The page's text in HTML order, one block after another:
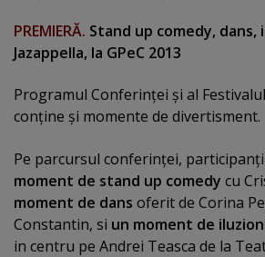
PREMIERĂ. Stand up comedy, dans,
Jazappella, la GPeC 2013
Programul Conferinţei şi al
conţine şi momente de divertisment.
Pe parcursul conferinţei,
moment de stand up comedy cu
moment de dans oferit de Corina
Constantin, si un moment de
in centru pe Andrei Teasca de la